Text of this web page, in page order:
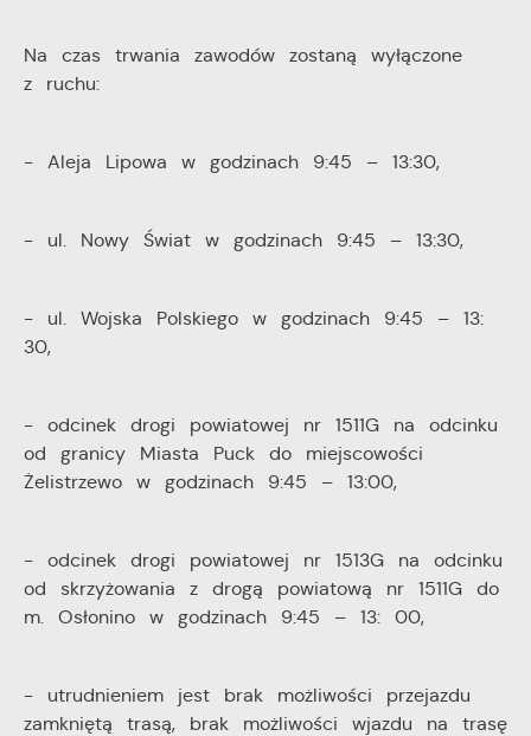
Na czas trwania zawodów zostaną wyłączone
z ruchu:
- Aleja Lipowa w godzinach 9:45 – 13:30,
- ul. Nowy Świat w godzinach 9:45 – 13:30,
- ul. Wojska Polskiego w godzinach 9:45 – 13:
30,
- odcinek drogi powiatowej nr 1511G na odcinku
od granicy Miasta Puck do miejscowości
Żelistrzewo w godzinach 9:45 – 13:00,
- odcinek drogi powiatowej nr 1513G na odcinku
od skrzyżowania z drogą powiatową nr 1511G do
m. Osłonino w godzinach 9:45 – 13: 00,
- utrudnieniem jest brak możliwości przejazdu
zamkniętą trasą, brak możliwości wjazdu na trasę